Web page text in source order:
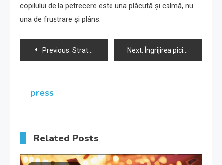
copilului de la petrecere este una plăcută și calmă, nu
una de frustrare și plâns.
Navigare
în
articole
Previous: Strategii de publicare advertoriale în 2025 pentru afaceri mici Next: Îngrijirea picioarelor și igiena intimă la seniori
press
Related Posts